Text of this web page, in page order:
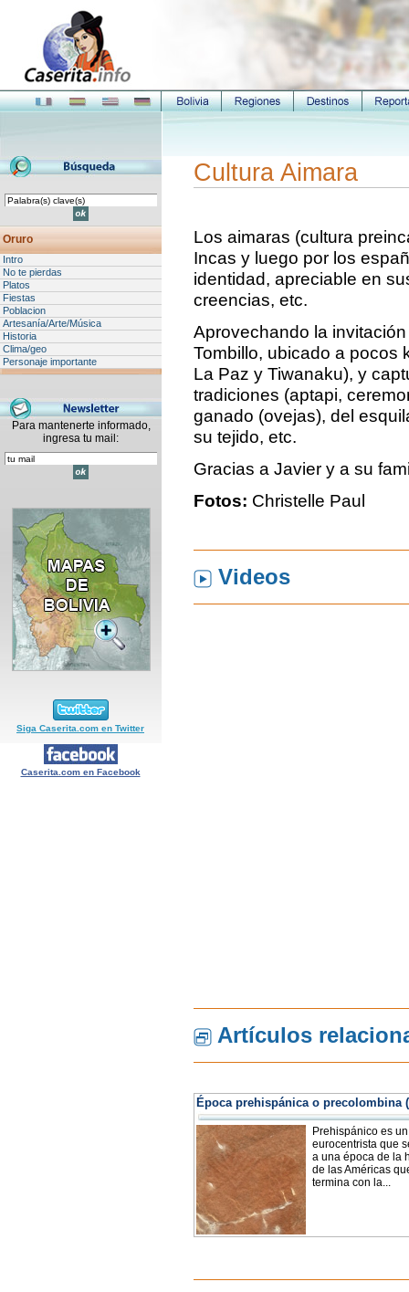
Oruro
Intro
No te pierdas
Platos
Fiestas
Poblacion
Artesanía/Arte/Música
Historia
Clima/geo
Personaje importante
Para mantenerte informado,
ingresa tu mail:
Siga Caserita.com en Twitter
Caserita.com en Facebook
Cultura Aimara
Los aimaras (cultura
Incas y luego por los
identidad, apreciable en
creencias, etc.
Aprovechando la
Tombillo, ubicado a pocos
La Paz y Tiwanaku), y
tradiciones (aptapi,
ganado (ovejas), del
su tejido, etc.
Gracias a Javier y a su
Fotos: Christelle Paul
Videos
Artículos
Época prehispánica o precolombina
Prehispánico es
eurocentrista que
a una época de la
de las Américas
termina con la...